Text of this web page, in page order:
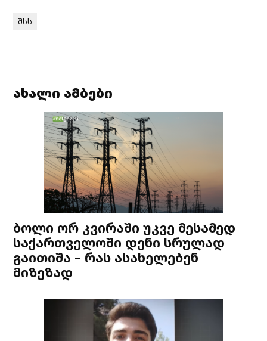
შსს
ახალი ამბები
ბოლი ორ კვირაში უკვე მესამედ
საქართველოში დენი სრულად
გაითიშა – რას ასახელებენ
მიზეზად